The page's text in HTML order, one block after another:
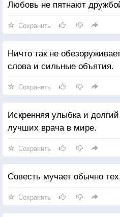
Любовь не пятнают
Сохранить
Ничто так не
слова и сильные объятия.
Сохранить
Искренняя улыбка и
лучших врача в мире.
Сохранить
Совесть мучает обычно
Сохранить